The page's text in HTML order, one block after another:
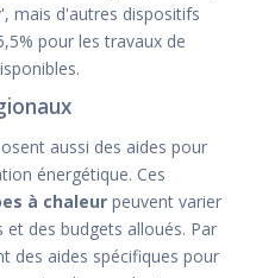
mais d'autres dispositifs
pour les travaux de
aussi des aides pour
énergétique. Ces
à chaleur peuvent varier
des budgets alloués. Par
des aides spécifiques pour